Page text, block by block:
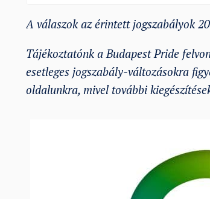
A válaszok az érintett jogszabályok
Tájékoztatónk a Budapest Pride
esetleges jogszabály-változásokra
oldalunkra, mivel további